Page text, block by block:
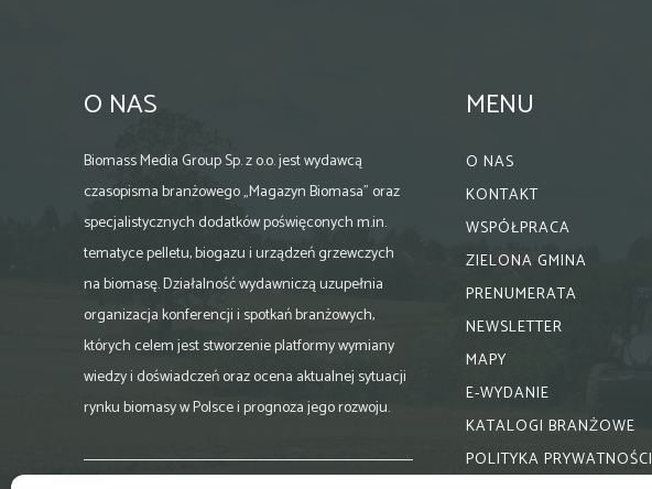
O NAS
Biomass Media Group Sp. z o.o. jest wydawcą
czasopisma branżowego „Magazyn Biomasa” oraz
specjalistycznych dodatków poświęconych m.in.
tematyce pelletu, biogazu i urządzeń grzewczych
na biomasę. Działalność wydawniczą uzupełnia
organizacja konferencji i spotkań branżowych,
których celem jest stworzenie platformy wymiany
wiedzy i doświadczeń oraz ocena aktualnej sytuacji
rynku biomasy w Polsce i prognoza jego rozwoju.
MENU
O NAS
KONTAKT
WSPÓŁPRACA
ZIELONA GMINA
PRENUMERATA
NEWSLETTER
MAPY
E-WYDANIE
KATALOGI BRANŻOWE
POLITYKA PRYWATNOŚCI